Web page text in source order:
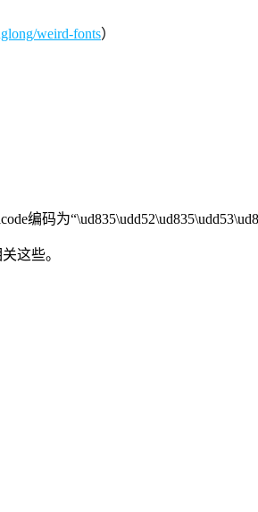
weird-fonts）
编码为
这些。